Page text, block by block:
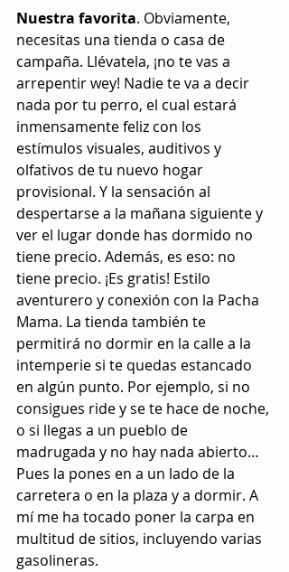
Nuestra favorita. Obviamente,
necesitas una tienda o casa de
campaña. Llévatela, ¡no te vas a
arrepentir wey! Nadie te va a decir
nada por tu perro, el cual estará
inmensamente feliz con los
estímulos visuales, auditivos y
olfativos de tu nuevo hogar
provisional. Y la sensación al
despertarse a la mañana siguiente y
ver el lugar donde has dormido no
tiene precio. Además, es eso: no
tiene precio. ¡Es gratis! Estilo
aventurero y conexión con la Pacha
Mama. La tienda también te
permitirá no dormir en la calle a la
intemperie si te quedas estancado
en algún punto. Por ejemplo, si no
consigues ride y se te hace de noche,
o si llegas a un pueblo de
madrugada y no hay nada abierto…
Pues la pones en a un lado de la
carretera o en la plaza y a dormir. A
mí me ha tocado poner la carpa en
multitud de sitios, incluyendo varias
gasolineras.